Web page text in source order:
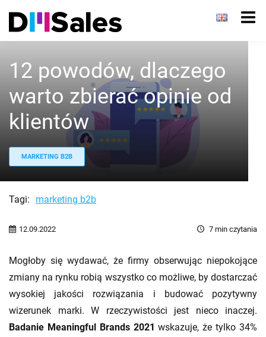
12 powodów, dlaczego
warto zbierać opinie od
klientów
MARKETING B2B
Tagi: marketing b2b
7 min czytania
12.09.2022
Mogłoby się wydawać, że firmy obserwując niepokojące
zmiany na rynku robią wszystko co możliwe, by dostarczać
wysokiej jakości rozwiązania i budować pozytywny
wizerunek marki. W rzeczywistości jest nieco inaczej.
Badanie Meaningful Brands 2021 wskazuje, że tylko 34%